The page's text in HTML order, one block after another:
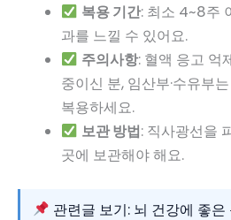
복용 기간: 최소 4~8주
과를 느낄 수 있어요.
주의사항: 혈액 응고 억
중이신 분, 임산부·수유부
복용하세요.
보관 방법: 직사광선을
곳에 보관해야 해요.
관련글 보기: 뇌 건강에 좋은